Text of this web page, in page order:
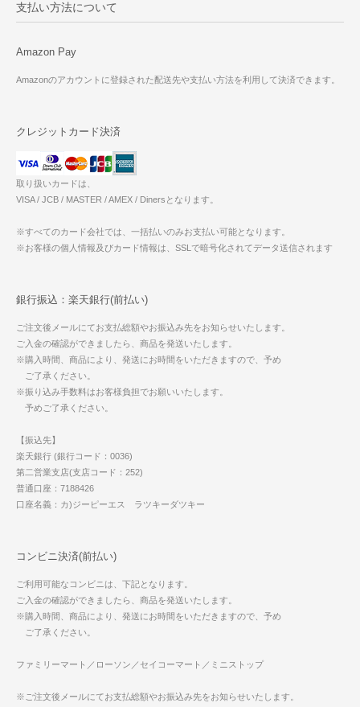
支払い方法について
Amazon Pay
Amazonのアカウントに登録された配送先や支払い方法を利用して決済できます。
クレジットカード決済
取り扱いカードは、
VISA / JCB / MASTER / AMEX / Dinersとなります。
※すべてのカード会社では、一括払いのみお支払い可能となります。
※お客様の個人情報及びカード情報は、SSLで暗号化されてデータ送信されます
銀行振込：楽天銀行(前払い)
ご注文後メールにてお支払総額やお振込み先をお知らせいたします。
ご入金の確認ができましたら、商品を発送いたします。
※購入時間、商品により、発送にお時間をいただきますので、予め
ご了承ください。
※振り込み手数料はお客様負担でお願いいたします。
予めご了承ください。
【振込先】
楽天銀行 (銀行コード：0036)
第二営業支店(支店コード：252)
普通口座：7188426
口座名義：カ)ジーピーエス ラツキーダツキー
コンビニ決済(前払い)
ご利用可能なコンビニは、下記となります。
ご入金の確認ができましたら、商品を発送いたします。
※購入時間、商品により、発送にお時間をいただきますので、予め
ご了承ください。
ファミリーマート／ローソン／セイコーマート／ミニストップ
※ご注文後メールにてお支払総額やお振込み先をお知らせいたします。